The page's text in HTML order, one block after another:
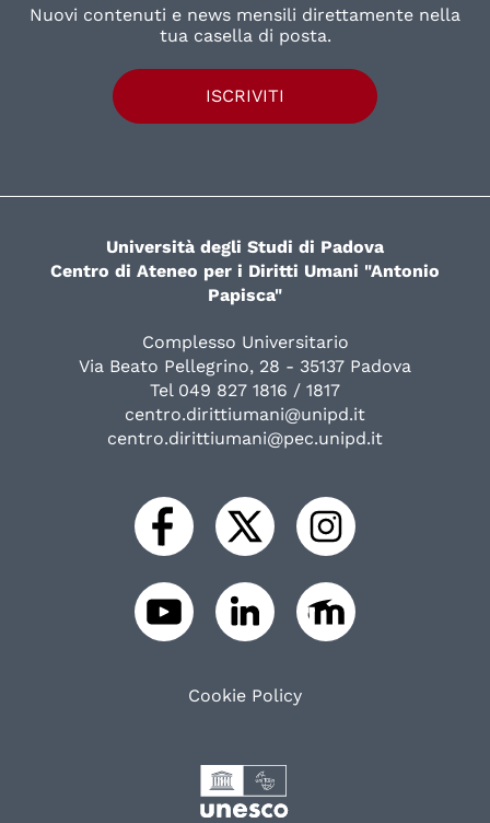
Nuovi contenuti e news mensili direttamente nella
tua casella di posta.
ISCRIVITI
Università degli Studi di Padova
Centro di Ateneo per i Diritti Umani "Antonio
Papisca"
Complesso Universitario
Via Beato Pellegrino, 28 - 35137 Padova
Tel 049 827 1816 / 1817
centro.dirittiumani@unipd.it
centro.dirittiumani@pec.unipd.it
Cookie Policy